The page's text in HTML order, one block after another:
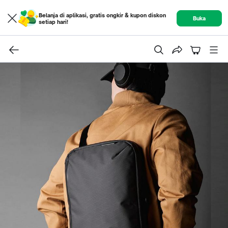
Belanja di aplikasi, gratis ongkir & kupon diskon
setiap hari!
Buka